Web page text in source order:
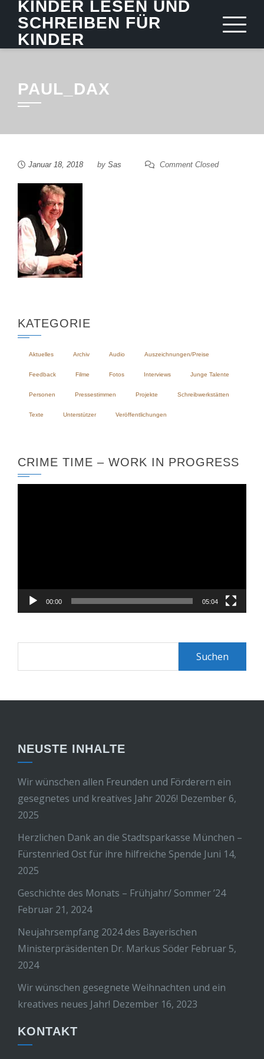
content
KINDER LESEN UND
SCHREIBEN FÜR
KINDER
PAUL_DAX
Januar 18, 2018 by Sas Comment Closed
KATEGORIE
Aktuelles Archiv Audio Auszeichnungen/Preise
Feedback Filme Fotos Interviews Junge Talente
Personen Pressestimmen Projekte Schreibwerkstätten
Texte Unterstützer Veröffentlichungen
CRIME TIME – WORK IN PROGRESS
00:00 05:04
NEUSTE INHALTE
Wir wünschen allen Freunden und Förderern ein
gesegnetes und kreatives Jahr 2026! Dezember 6,
2025
Herzlichen Dank an die Stadtsparkasse München –
Fürstenried Ost für ihre hilfreiche Spende Juni 14,
2025
Geschichte des Monats – Frühjahr/ Sommer ’24
Februar 21, 2024
Neujahrsempfang 2024 des Bayerischen
Ministerpräsidenten Dr. Markus Söder Februar 5,
2024
Wir wünschen gesegnete Weihnachten und ein
kreatives neues Jahr! Dezember 16, 2023
KONTAKT